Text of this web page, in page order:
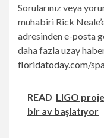
Sorularınız veya
muhabiri Rick
adresinden e-posta
daha fazla uzay
floridatoday.com/
READ LIGO
bir av başlatıyor